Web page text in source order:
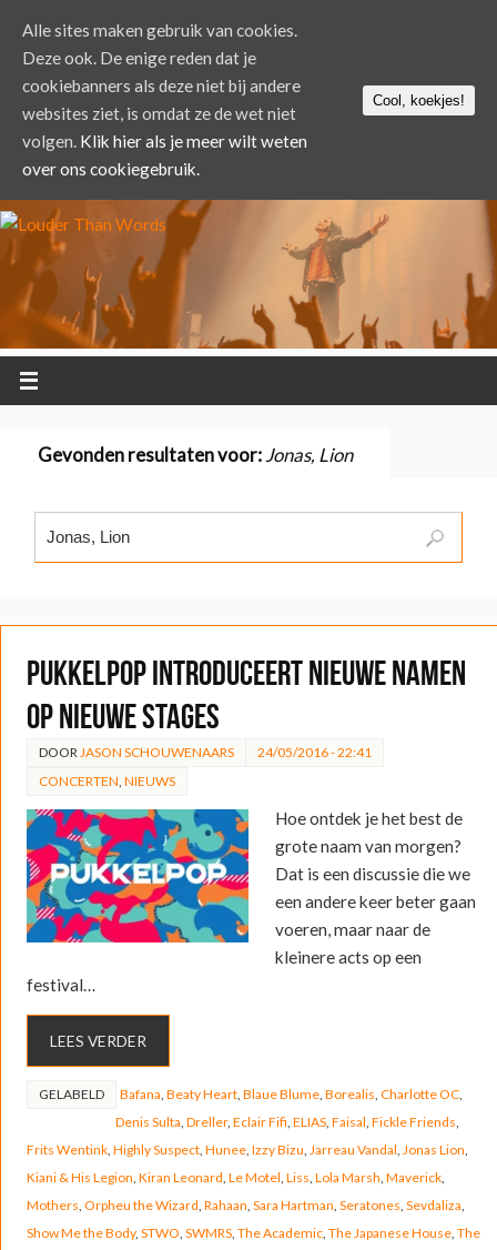
Gevonden resultaten voor:Jonas, Lion
Pukkelpop introduceert nieuwe namen
op nieuwe stages
DOOR JASON SCHOUWENAARS
24/05/2016 - 22:41
CONCERTEN NIEUWS
Hoe ontdek je het best de
grote naam van morgen?
Dat is een discussie die we
een andere keer beter gaan
voeren, maar naar de
kleinere acts op een
festival…
LEES VERDER
GELABELD Bafana Beaty Heart, Blaue Blume, Borealis Charlotte OC,
Denis Sulta Dreller, Eclair Fifi ELIAS, Faisal Fickle Friends
Frits Wentink, Highly Suspect, Hunee, Izzy Bizu Jarreau Vandal Jonas Lion
Kiani & His Legion Kiran Leonard Le Motel Liss Lola Marsh Maverick,
Mothers Orpheu the Wizard Rahaan Sara Hartman Seratones Sevdaliza
Show Me the Body, STWO SWMRS, The Academic, The Japanese House, The
Alle sites maken gebruik van cookies.
Deze ook. De enige reden dat je
cookiebanners als deze niet bij andere
websites ziet, is omdat ze de wet niet
volgen. Klik hier als je meer wilt weten
over ons cookiegebruik.
Cool, koekjes!